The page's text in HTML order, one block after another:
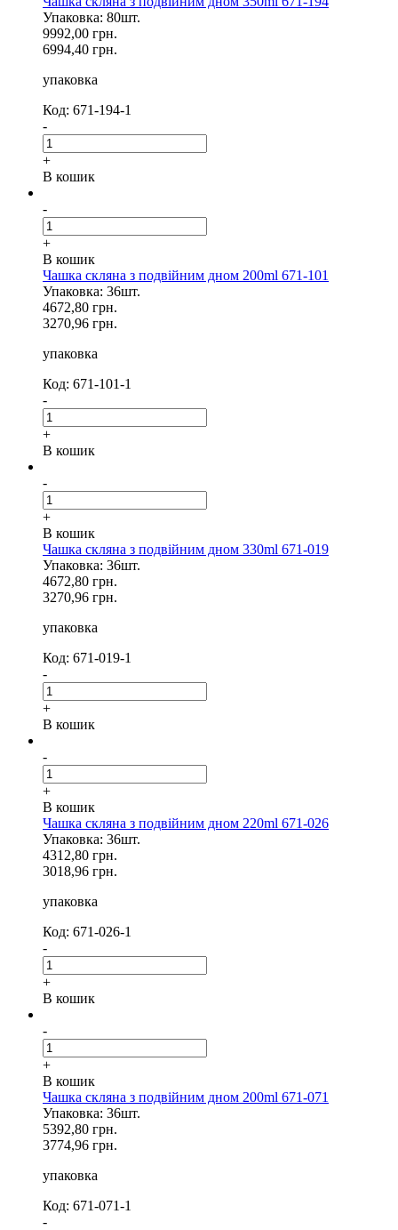
Упаковка: 80шт.
9992,00 грн.
6994,40 грн.
упаковка
Код: 671-194-1
-
+
В кошик
-
+
В кошик
Чашка скляна з подвійним дном 200ml 671-101
Упаковка: 36шт.
4672,80 грн.
3270,96 грн.
упаковка
Код: 671-101-1
-
+
В кошик
-
+
В кошик
Чашка скляна з подвійним дном 330ml 671-019
Упаковка: 36шт.
4672,80 грн.
3270,96 грн.
упаковка
Код: 671-019-1
-
+
В кошик
-
+
В кошик
Чашка скляна з подвійним дном 220ml 671-026
Упаковка: 36шт.
4312,80 грн.
3018,96 грн.
упаковка
Код: 671-026-1
-
+
В кошик
-
+
В кошик
Чашка скляна з подвійним дном 200ml 671-071
Упаковка: 36шт.
5392,80 грн.
3774,96 грн.
упаковка
Код: 671-071-1
-